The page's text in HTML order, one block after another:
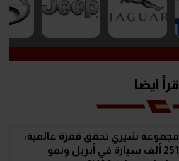
إقرأ ايضا
مجموعة شيري تحقق قفزة عالمية:
251 ألف سيارة في أبريل ونمو